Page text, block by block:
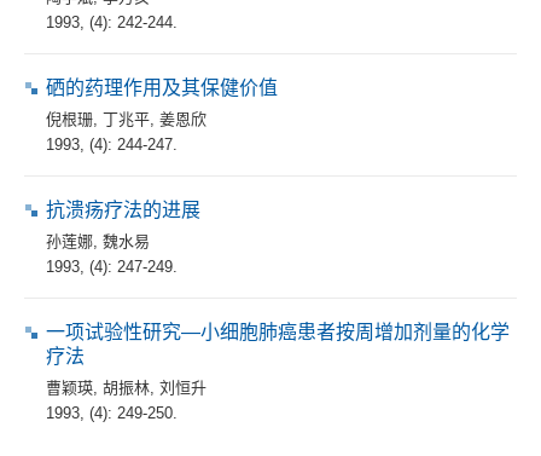
1993, (4): 242-244.
硒的药理作用及其保健价值
倪根珊 丁兆平 姜恩欣
1993, (4): 244-247.
抗溃疡疗法的进展
孙莲娜 魏水易
1993, (4): 247-249.
一项试验性研究—小细胞肺癌患者按周增加剂量的化学
疗法
曹颖瑛 胡振林 刘恒升
1993, (4): 249-250.